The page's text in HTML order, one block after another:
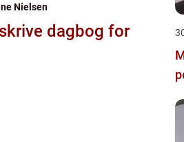
Nielsen
dagbog for